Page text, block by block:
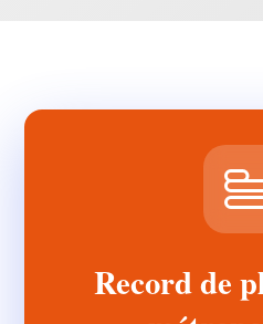
Record de